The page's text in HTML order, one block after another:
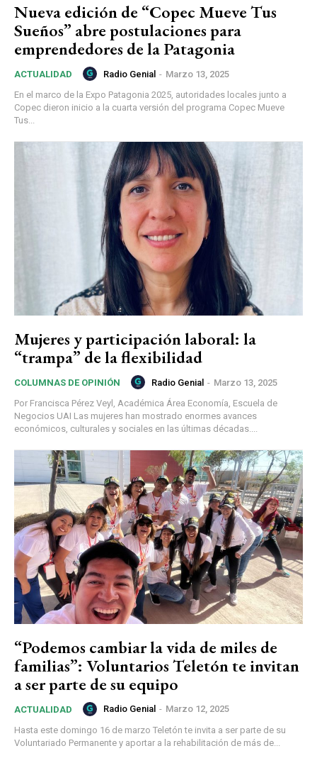
Nueva edición de “Copec Mueve Tus
Sueños” abre postulaciones para
emprendedores de la Patagonia
ACTUALIDAD Radio Genial - Marzo 13, 2025
En el marco de la Expo Patagonia 2025, autoridades locales junto a
Copec dieron inicio a la cuarta versión del programa Copec Mueve
Tus...
Mujeres y participación laboral: la
“trampa” de la flexibilidad
COLUMNAS DE OPINIÓN Radio Genial - Marzo 13, 2025
Por Francisca Pérez Veyl, Académica Área Economía, Escuela de
Negocios UAI Las mujeres han mostrado enormes avances
económicos, culturales y sociales en las últimas décadas....
“Podemos cambiar la vida de miles de
familias”: Voluntarios Teletón te invitan
a ser parte de su equipo
ACTUALIDAD Radio Genial - Marzo 12, 2025
Hasta este domingo 16 de marzo Teletón te invita a ser parte de su
Voluntariado Permanente y aportar a la rehabilitación de más de...